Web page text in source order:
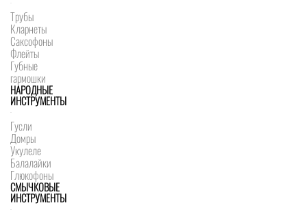
Трубы
Кларнеты
Саксофоны
Флейты
Губные
гармошки
НАРОДНЫЕ
ИНСТРУМЕНТЫ
Гусли
Домры
Укулеле
Балалайки
Глюкофоны
СМЫЧКОВЫЕ
ИНСТРУМЕНТЫ